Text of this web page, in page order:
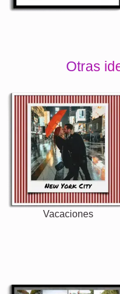
Otras
Vacaciones